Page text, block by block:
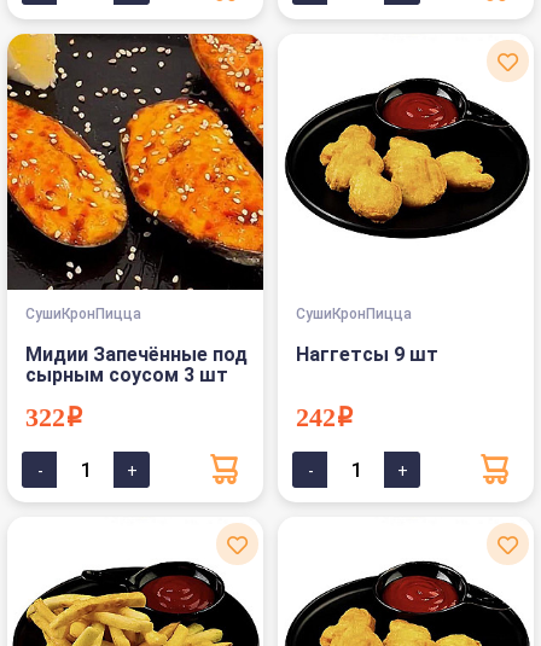
СушиКронПицца
Мидии Запечённые под
сырным соусом 3 шт
322i
СушиКронПицца
Наггетсы 9 шт
242i